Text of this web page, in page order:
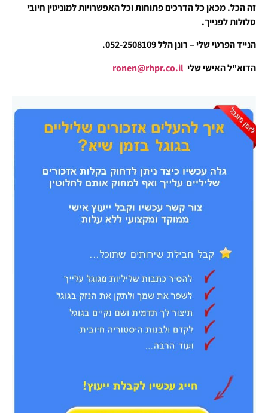
זה הכל. מכאן כל הדרכים פתוחות וכל האפשרויות למוניטין חיובי
סלולות לפנייך.
הנייד הפרטי שלי – רונן הלל 052-2508109.
הדוא"ל האישי שלי